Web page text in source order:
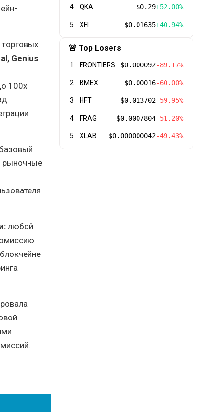
Genius
100x
рыночные
любой
4 QKA $0.29+52.00%
5 XFI $0.01635+40.94%
🚨 Top Losers
1 FRONTIERS $0.000092-89.17%
2 BMEX $0.00016-60.00%
3 HFT $0.013702-59.95%
4 FRAG $0.0007804-51.20%
5 XLAB $0.000000042-49.43%